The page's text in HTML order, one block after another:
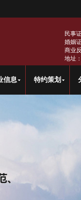
民事
婚姻
商业
地址
信息 特约策划